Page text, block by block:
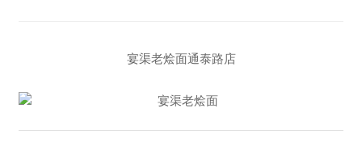
宴渠老烩面通泰路店